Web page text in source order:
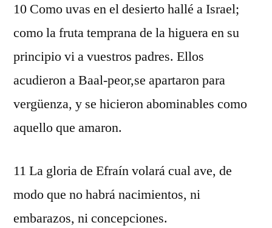
10 Como uvas en el desierto hallé a Israel;
como la fruta temprana de la higuera en su
principio vi a vuestros padres. Ellos
acudieron a Baal-peor,se apartaron para
vergüenza, y se hicieron abominables como
aquello que amaron.
11 La gloria de Efraín volará cual ave, de
modo que no habrá nacimientos, ni
embarazos, ni concepciones.